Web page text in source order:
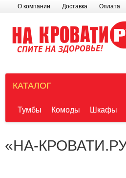
О компании Доставка Оплата
КАТАЛОГ
Тумбы Комоды Шкафы
«НА-